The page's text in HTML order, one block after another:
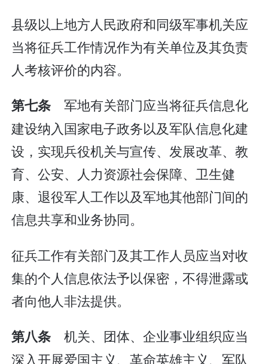
县级以上地方人民政府和同级军事机关应
当将征兵工作情况作为有关单位及其负责
人考核评价的内容。
第七条 军地有关部门应当将征兵信息化
建设纳入国家电子政务以及军队信息化建
设，实现兵役机关与宣传、发展改革、教
育、公安、人力资源社会保障、卫生健
康、退役军人工作以及军地其他部门间的
信息共享和业务协同。
征兵工作有关部门及其工作人员应当对收
集的个人信息依法予以保密，不得泄露或
者向他人非法提供。
第八条 机关、团体、企业事业组织应当
深入开展爱国主义、革命英雄主义、军队